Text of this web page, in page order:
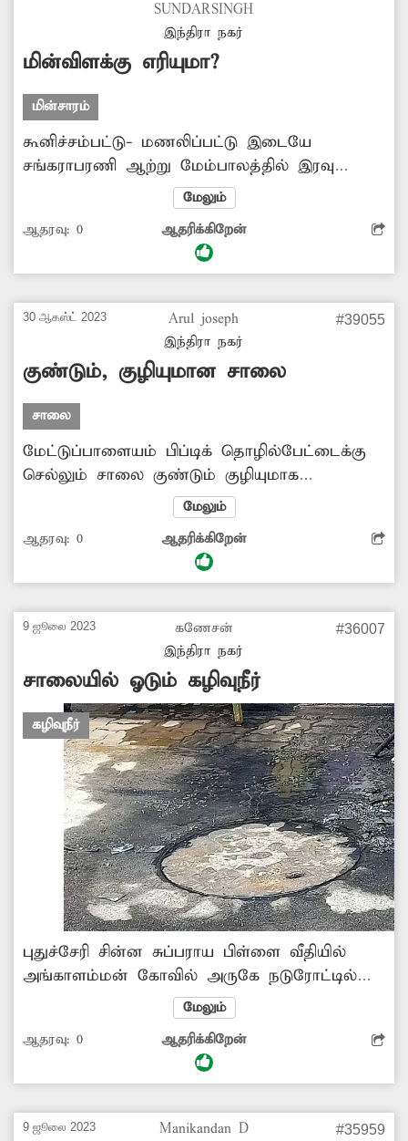
SUNDARSINGH
இந்திரா நகர்
மின்விளக்கு எரியுமா?
மின்சாரம்
கூனிச்சம்பட்டு- மணலிப்பட்டு இடையே
சங்கராபரணி ஆற்று மேம்பாலத்தில் இரவு
நேரங்களில் மின்விளக்குகள் சரிவர எரிவதில்லை.
இதனால் சமூக விரோதிகள் மது குடித்துவிட்டு
பாட்டில்களை பாலத்திலேயே உடைத்து
விடுகிறார்கள். மேம்பாலத்தின் மின்விளக்குகள்
மேலும்
ஆதரவு: 0 ஆதரிக்கிறேன்
30 ஆகஸ்ட் 2023
Arul joseph
இந்திரா நகர்
#39055
குண்டும், குழியுமான சாலை
சாலை
மேட்டுப்பாளையம் பிப்டிக் தொழில்பேட்டைக்கு
செல்லும் சாலை குண்டும் குழியுமாக
காணப்படுகிறது. இதனால் வாகனங்கள் அடிக்கடி
பழுதடைந்து ஆங்காங்கே வழியில் நிற்கிறது.
சம்பந்தப்பட்ட அதிகாரிகள் சாலைகளை ஆய்வு
செய்து செப்பனிட வேண்டும்.-
மேலும்
ஆதரவு: 0 ஆதரிக்கிறேன்
9 ஜூலை 2023
கணேசன்
இந்திரா நகர்
#36007
சாலையில் ஓடும் கழிவுநீர்
கழிவுநீர்
புதுச்சேரி சின்ன சுப்பராய பிள்ளை வீதியில்
அங்காளம்மன் கோவில் அருகே நடுரோட்டில்
சாக்கடை கால்வாய் மூடி சேதம் அடைந்து
கழிவுநீர் சாலையில் ஓடுகிறது. இதனால்
துர்நாற்றம் வீசுவதால் அந்த வழியாக நடந்து
செல்லும் பொதுமக்கள், வியாபாரிகள் பெரிதும்
கால்வாய் மூடியை சரிசெய்ய நடவடிக்கை எடுக்க
மேலும்
ஆதரவு: 0 ஆதரிக்கிறேன்
9 ஜூலை 2023 Manikandan D #35959